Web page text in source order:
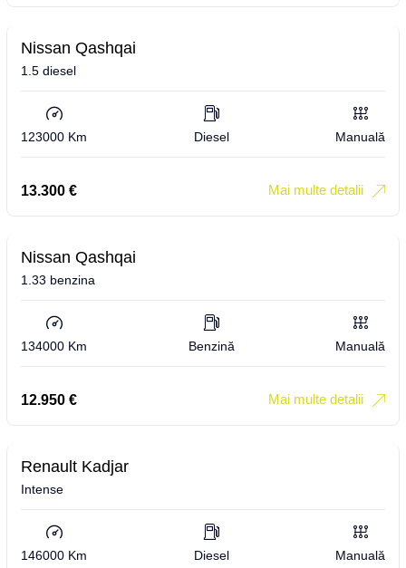
Nissan Qashqai
1.5 diesel
123000 Km Diesel Manuală
13.300 € Mai multe detalii
Nissan Qashqai
1.33 benzina
134000 Km Benzină Manuală
12.950 € Mai multe detalii
Renault Kadjar
Intense
146000 Km Diesel Manuală